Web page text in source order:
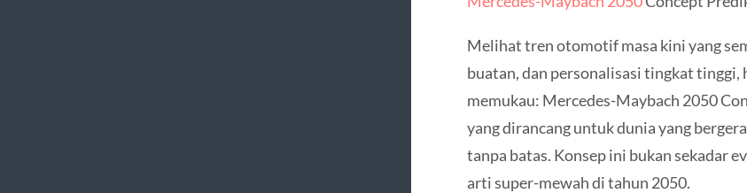
Melihat tren otomotif masa kini yang
buatan, dan personalisasi tingkat tinggi,
memukau: Mercedes-Maybach 2050
yang dirancang untuk dunia yang
tanpa batas. Konsep ini bukan sekadar
arti super-mewah di tahun 2050.